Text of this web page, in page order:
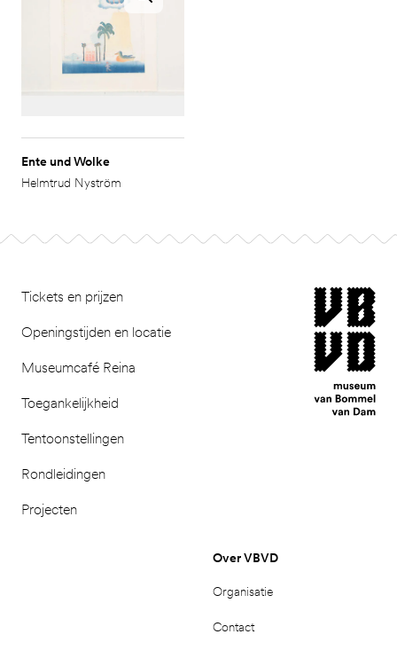
Ente und Wolke
Helmtrud Nyström
Tickets en prijzen
Openingstijden en locatie
Museumcafé Reina
Toegankelijkheid
Tentoonstellingen
Rondleidingen
Projecten
museum van
Over VBVD
Organisatie
Contact